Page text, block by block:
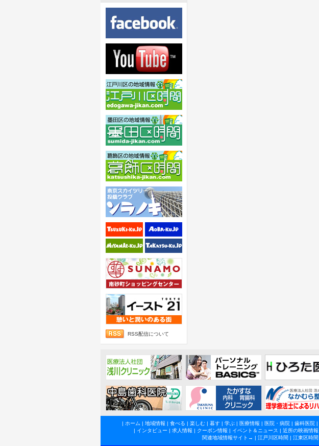
RSS配信について
| ホーム | 地域情報 | 食べる | 楽しむ| 暮す| 学ぶ| 医療情報 | 医院・病院| 歯科医院|
| インタビュー | 求人情報 | クーポン情報 | イベント＆ニュース | 近所の映画情報
関連地域情報サイト→ | 江戸川区時間 | 江東区時間